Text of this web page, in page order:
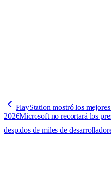
PlayStation mostró los
2026Microsoft no recortará los
despidos de miles de